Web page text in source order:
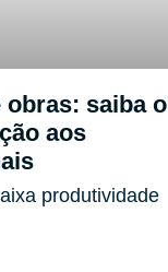
obras: saiba o
aos
produtividade